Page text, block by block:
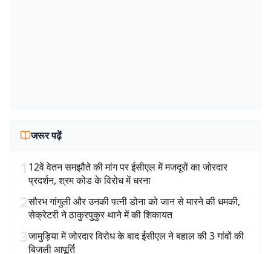
जरूर पढ़ें
1 12वें वेतन समझौते की मांग पर ईसीएल में मजदूरों का जोरदार
प्रदर्शन, श्रम कोड के विरोध में धरना
2सौरभ गांगुली और उनकी पत्नी डोना को जान से मारने की धमकी,
सेक्रेटरी ने ठाकुरपुकुर थाने में की शिकायत
3जामुड़िया में जोरदार विरोध के बाद ईसीएल ने बहाल की 3 गांवों की
बिजली आपूर्ति